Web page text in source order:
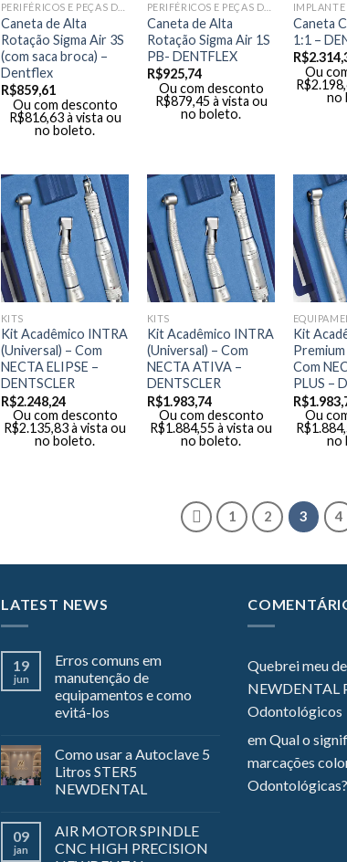
Caneta de Alta
Rotação Sigma Air 3S
(com saca broca) –
Dentflex
R$859,61
Ou com desconto
R$816,63 à vista ou
no boleto.
Caneta de Alta
Rotação Sigma Air 1S
PB- DENTFLEX
R$925,74
Ou com desconto
R$879,45 à vista ou
no boleto.
IMPLANTE
Caneta
1:1 –
R$
Ou
R$
no
KITS
Kit Acadêmico INTRA
(Universal) – Com
NECTA ELIPSE –
DENTSCLER
R$2.248,24
Ou com desconto
R$2.135,83à vista ou
no boleto.
KITS
Kit Acadêmico INTRA
(Universal) – Com
NECTA ATIVA –
DENTSCLER
R$1.983,74
Ou com desconto
R$1.884,55 à vista ou
no boleto.
Kit
Com
PLUS –
R$
Ou
R$
no
1 2 3 4
LATEST NEWS
19
jun
Erros comuns em
manutenção de
equipamentos e como
evitá-los
Como usar a Autoclave 5
Litros STER5
NEWDENTAL
09
jan
AIR MOTOR SPINDLE
CNC HIGH PRECISION
Quebrei meu
NEWDENTAL
Odontológicos
emQual o
marcações
Odontológicas?